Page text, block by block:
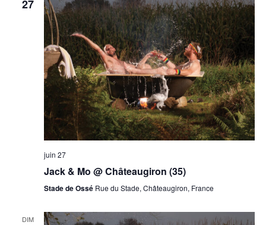
27
juin 27
Jack & Mo @ Châteaugiron (35)
Stade de Ossé Rue du Stade, Châteaugiron, France
DIM